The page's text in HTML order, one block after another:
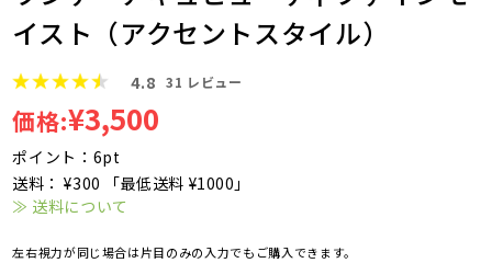
イスト（アクセントスタイル）
4.8 31 レビュー
価格:¥3,500
ポイント：6pt
送料： ¥300 「最低送料 ¥1000」
≫ 送料について
左右視力が同じ場合は片目のみの入力でもご購入できます。